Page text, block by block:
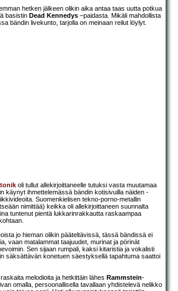
hetken jälkeen olikin aika antaa taas uutta potkua
basistin Dead Kennedys –paidasta. Mikäli mahdollista
bändin livekunto, tarjolla on meinaan reilut löylyt.
oli tullut allekirjoittaneelle tutuksi vasta muutamaa
käynyt ihmettelemässä bändin kotisivuilla näiden -
Suomenkielisen tekno-porno-metallin
nimittää) keikka oli allekirjoittaneen suunnalta
tuntenut pientä lukkarinrakkautta raskaampaa
jo hieman olikin pääteltävissä, tässä bändissä ei
vaan matalammat taajuudet, murinat ja pörinät
Sen sijaan rumpali, kaksi kitaristia ja vokalisti
säksättävän konetuen säestyksellä tapahtuma saattoi
melodioita ja hetkittäin lähes Rammstein-
omalla, persoonallisella tavallaan yhdistelevä nelikko